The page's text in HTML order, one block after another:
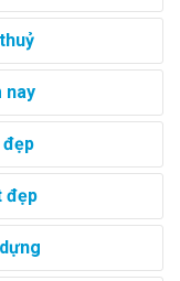
nay
đẹp
đẹp